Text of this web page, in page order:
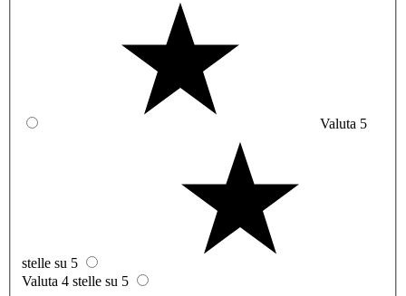
Valuta 5
stelle su 5
Valuta 4 stelle su 5